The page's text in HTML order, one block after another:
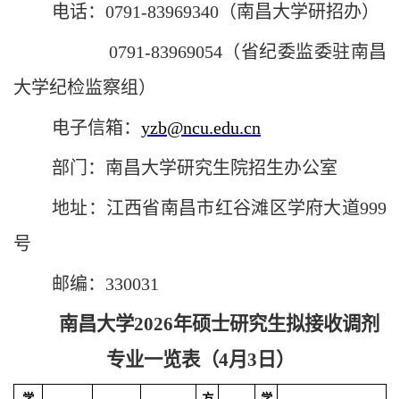
电话：0791-83969340（南昌大学研招办）
0791-83969054（省纪委监委驻南昌
大学纪检监察组）
电子信箱： yzb@ncu.edu.cn
部门：南昌大学研究生院招生办公室
地址：江西省南昌市红谷滩区学府大道999
号
邮编：330031
南昌大学2026年硕士研究生拟接收调剂
专业一览表（4月3日）